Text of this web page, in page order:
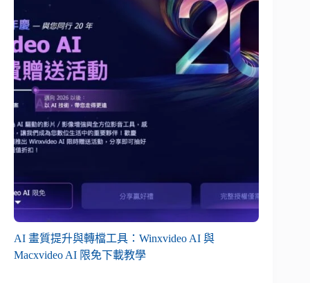
AI 畫質提升與轉檔工具：Winxvideo AI 與
Macxvideo AI 限免下載教學